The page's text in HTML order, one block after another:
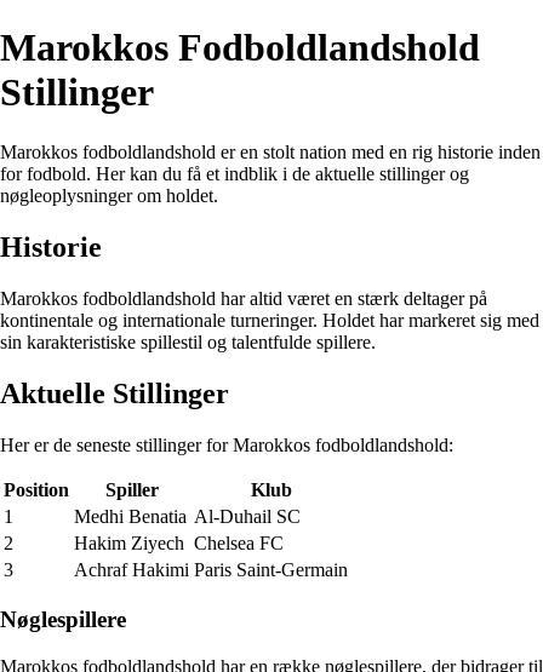
Marokkos Fodboldlandshold
Stillinger
Marokkos fodboldlandshold er en stolt nation med en rig historie inden
for fodbold. Her kan du få et indblik i de aktuelle stillinger og
nøgleoplysninger om holdet.
Historie
Marokkos fodboldlandshold har altid været en stærk deltager på
kontinentale og internationale turneringer. Holdet har markeret sig med
sin karakteristiske spillestil og talentfulde spillere.
Aktuelle Stillinger
Her er de seneste stillinger for Marokkos fodboldlandshold:
Position Spiller
Klub
1
Medhi Benatia Al-Duhail SC
2
Hakim Ziyech Chelsea FC
3
Achraf Hakimi Paris Saint-Germain
Nøglespillere
Marokkos fodboldlandshold har en række nøglespillere, der bidrager til